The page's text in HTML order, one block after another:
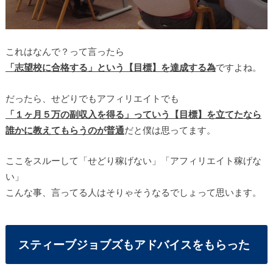
これはなんで？って言ったら
「志望校に合格する」という【目標】を達成する為ですよね。
だったら、せどりでもアフィリエイトでも
「１ヶ月５万の副収入を得る」っていう【目標】を立てたなら
誰かに教えてもらうのが普通だと僕は思ってます。
ここをスルーして「せどり稼げない」「アフィリエイト稼げな
い」
こんな事、言ってる人はそりゃそうなるでしょって思います。
スティーブジョブズもアドバイスをもらった